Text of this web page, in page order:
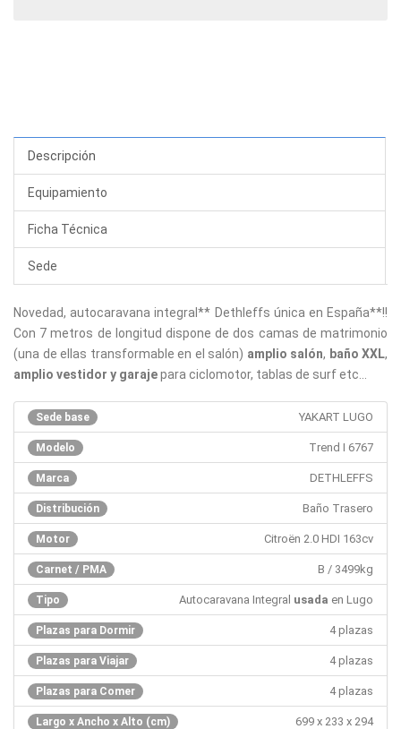
Descripción
Equipamiento
Ficha Técnica
Sede
Novedad, autocaravana integral** Dethleffs única en España**!!
Con 7 metros de longitud dispone de dos camas de matrimonio
(una de ellas transformable en el salón) amplio salón, baño XXL,
amplio vestidor y garajepara ciclomotor, tablas de surf etc...
Sede base YAKART LUGO
Modelo Trend I 6767
Marca DETHLEFFS
Distribución Baño Trasero
Motor Citroën 2.0 HDI 163cv
Carnet / PMA B / 3499kg
Tipo Autocaravana Integral usada en Lugo
Plazas para Dormir 4 plazas
Plazas para Viajar 4 plazas
Plazas para Comer 4 plazas
Largo x Ancho x Alto (cm) 699 x 233 x 294